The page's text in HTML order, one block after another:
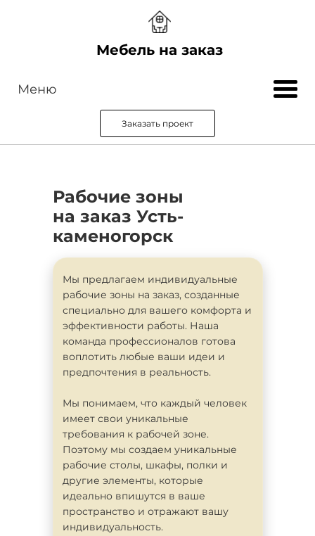
Мебель на заказ
Меню
Заказать проект
Рабочие зоны
на заказ Усть-
каменогорск
Мы предлагаем индивидуальные
рабочие зоны на заказ, созданные
специально для вашего комфорта и
эффективности работы. Наша
команда профессионалов готова
воплотить любые ваши идеи и
предпочтения в реальность.
Мы понимаем, что каждый человек
имеет свои уникальные
требования к рабочей зоне.
Поэтому мы создаем уникальные
рабочие столы, шкафы, полки и
другие элементы, которые
идеально впишутся в ваше
пространство и отражают вашу
индивидуальность.